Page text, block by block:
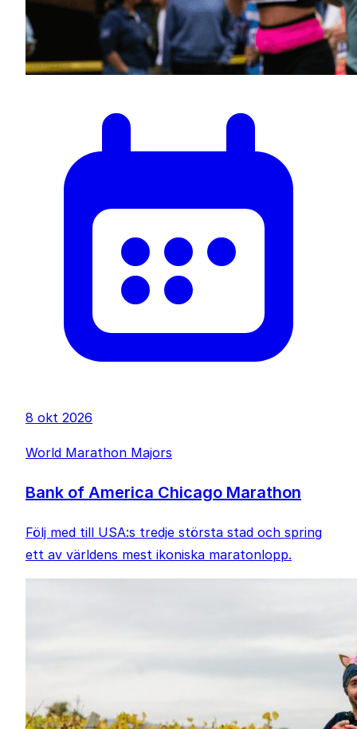
8 okt 2026
World Marathon Majors
Bank of America Chicago Marathon
Följ med till USA:s tredje största stad och spring
ett av världens mest ikoniska maratonlopp.